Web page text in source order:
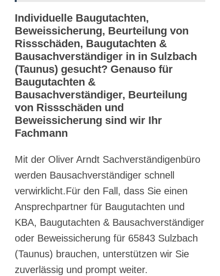
Individuelle Baugutachten,
Beweissicherung, Beurteilung von
Rissschäden, Baugutachten &
Bausachverständiger in in Sulzbach
(Taunus) gesucht? Genauso für
Baugutachten &
Bausachverständiger, Beurteilung
von Rissschäden und
Beweissicherung sind wir Ihr
Fachmann
Mit der Oliver Arndt Sachverständigenbüro
werden Bausachverständiger schnell
verwirklicht.Für den Fall, dass Sie einen
Ansprechpartner für Baugutachten und
KBA, Baugutachten & Bausachverständiger
oder Beweissicherung für 65843 Sulzbach
(Taunus) brauchen, unterstützen wir Sie
zuverlässig und prompt weiter.